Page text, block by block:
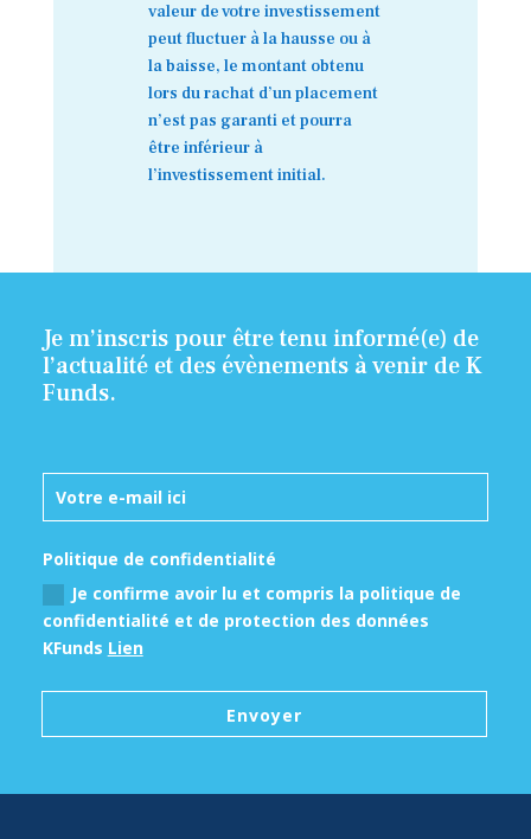
valeur de votre investissement
peut fluctuer à la hausse ou à
la baisse, le montant obtenu
lors du rachat d’un placement
n’est pas garanti et pourra
être inférieur à
l’investissement initial.
Je m’inscris pour être tenu informé(e) de
l’actualité et des évènements à venir de K
Funds.
Politique de confidentialité
Je confirme avoir lu et compris la politique de
confidentialité et de protection des données
KFunds Lien
Envoyer